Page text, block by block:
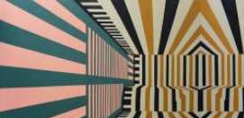
Skip to main content